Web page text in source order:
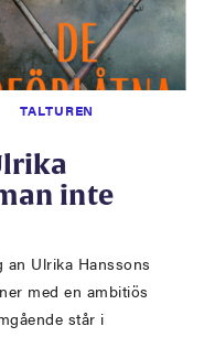
TALTUREN
inte
Ulrika Hanssons
med en ambitiös
står i